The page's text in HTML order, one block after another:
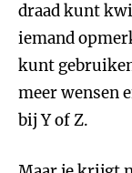
draad kunt
iemand
kunt
meer wensen
bij Y of Z.